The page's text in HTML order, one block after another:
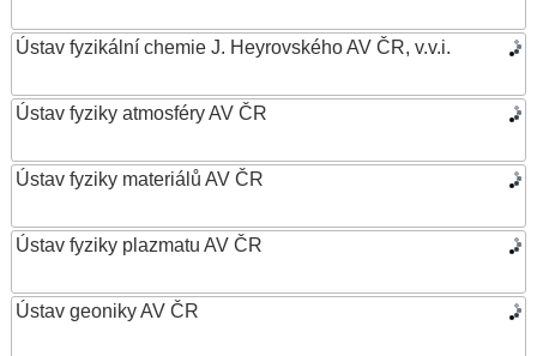
Ústav fyzikální chemie J. Heyrovského AV ČR, v.v.i.
Ústav fyziky atmosféry AV ČR
Ústav fyziky materiálů AV ČR
Ústav fyziky plazmatu AV ČR
Ústav geoniky AV ČR